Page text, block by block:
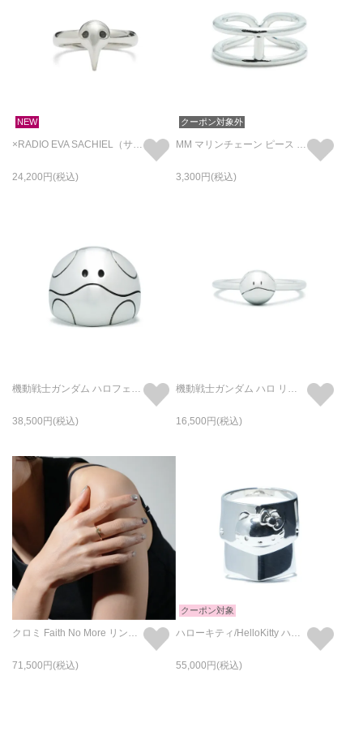
NEW
×RADIO EVA SACHIEL（サキエル） フェイス リング/指輪
24,200
クーポン対象外
MM マリンチェーン ピース リング/指輪
3,300
機動戦士ガンダム ハロフェイス リング/指輪
38,500
機動戦士ガンダム ハロ リング/指輪
16,500
クロミ Faith No More リング - K10イエローゴールド
71,500
クーポン対象
ハローキティ/HelloKitty ハーフアーマーリング / 指輪
55,000